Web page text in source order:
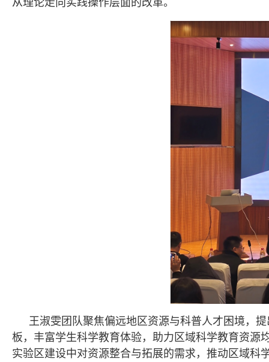
从理论走向实践操作层面的改革。
王淑雯团队聚焦偏远地区资源与科普人才困境，
板，丰富学生科学教育体验，助力区域科学教育资源
实验区建设中对资源整合与拓展的需求，推动区域科